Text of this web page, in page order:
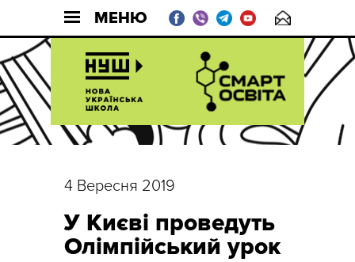
МЕНЮ
4 Вересня 2019
У Києві проведуть
Олімпійський урок